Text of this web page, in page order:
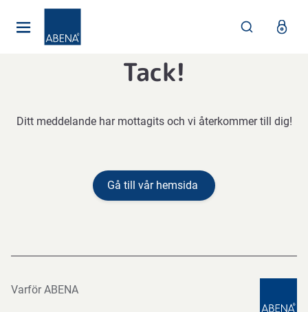
Tack!
Ditt meddelande har mottagits och vi återkommer till dig!
Gå till vår hemsida
Varför ABENA